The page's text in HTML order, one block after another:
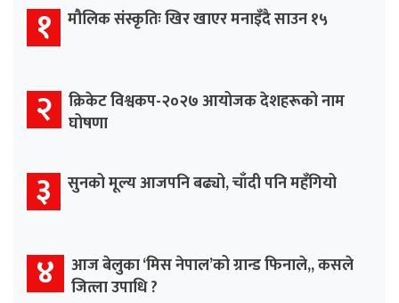
१ मौलिक संस्कृतिः खिर खाएर मनाइँदै साउन १५
२
क्रिकेट विश्वकप-२०२७ आयोजक देशहरूको नाम
घोषणा
३ सुनको मूल्य आजपनि बढ्यो, चाँदी पनि महँगियो
४
आज बेलुका ‘मिस नेपाल’को ग्रान्ड फिनाले,, कसले
जित्ला उपाधि ?